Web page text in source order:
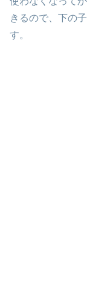
きるので、下の
す。